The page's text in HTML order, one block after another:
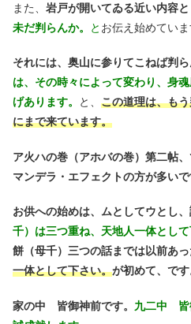
また、 岩戸が開いてゐる近い内容と
未だ判らんか。
と お伝え始めていま
それには、奥山に参りてこねば判ら
は、その時々によって変わり、身
げあります。
と、 この道理は、も
にまで来ています。
ア火ハの巻（アホバの巻）第二帖
マンデラ・エフェクトの方が多いで
お供への始めは、ムとしてウとし、
千）は三つ重ね、天地人一体として
餅（母千）三つの話までは以前あっ
一体として下さい。が初めて、です
家の中 皆御神前です。 九二中 皆